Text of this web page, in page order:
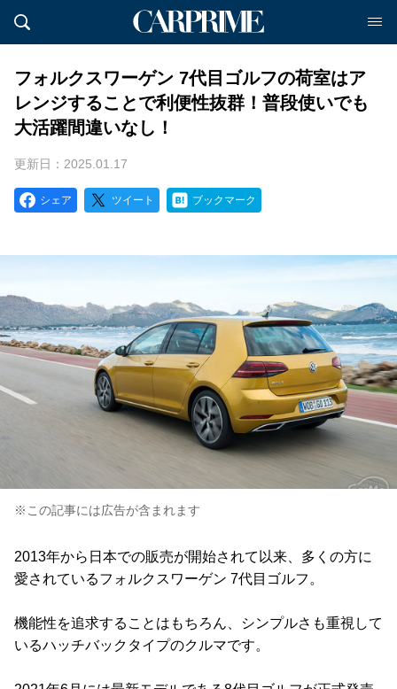
フォルクスワーゲン 7代目ゴルフの荷室はア
レンジすることで利便性抜群！普段使いでも
大活躍間違いなし！
更新日：2025.01.17
シェア ツイート ブックマーク
※この記事には広告が含まれます
2013年から日本での販売が開始されて以来、多くの方に
愛されているフォルクスワーゲン 7代目ゴルフ。
機能性を追求することはもちろん、シンプルさも重視して
いるハッチバックタイプのクルマです。